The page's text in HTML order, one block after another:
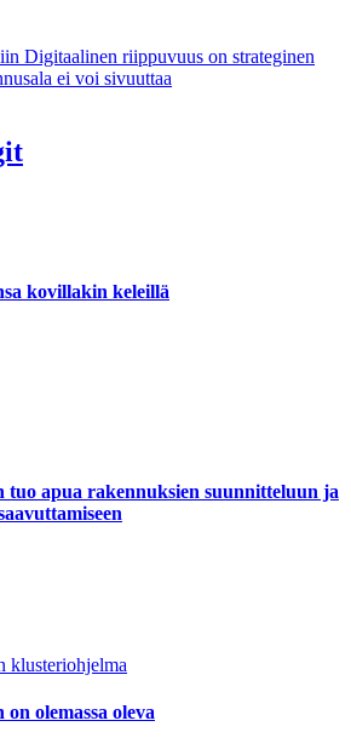
Digitaalinen riippuvuus on strateginen
ei voi sivuuttaa
kovillakin keleillä
tuo apua rakennuksien suunnitteluun ja
klusteriohjelma
olemassa oleva